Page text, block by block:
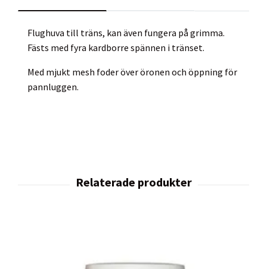
Flughuva till träns, kan även fungera på grimma.
Fästs med fyra kardborre spännen i tränset.
Med mjukt mesh foder över öronen och öppning för
pannluggen.